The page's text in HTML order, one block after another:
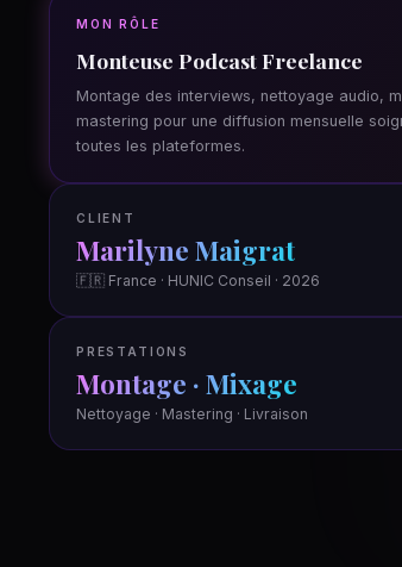
MON RÔLE
Monteuse Podcast Freelance
Montage des interviews, nettoyage audio,
mastering pour une diffusion mensuelle
toutes les plateformes.
CLIENT
Marilyne Maigrat
🇫🇷 France · HUNIC Conseil · 2026
PRESTATIONS
Montage · Mixage
Nettoyage · Mastering · Livraison